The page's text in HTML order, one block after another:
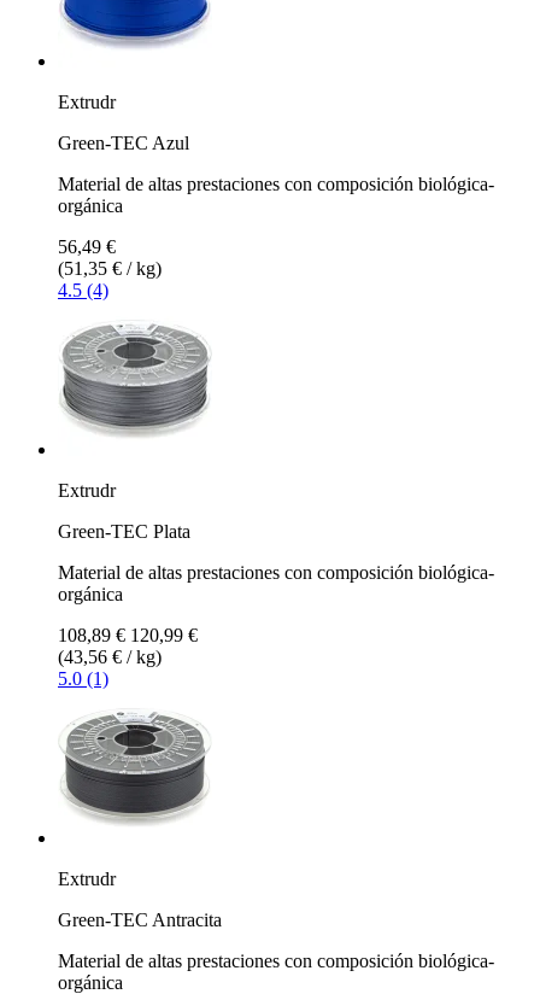
Extrudr
Green-TEC Azul
Material de altas prestaciones con composición biológica-
orgánica
56,49 €
(51,35 € / kg)
4.5 (4)
Extrudr
Green-TEC Plata
Material de altas prestaciones con composición biológica-
orgánica
108,89 € 120,99 €
(43,56 € / kg)
5.0 (1)
Extrudr
Green-TEC Antracita
Material de altas prestaciones con composición biológica-
orgánica